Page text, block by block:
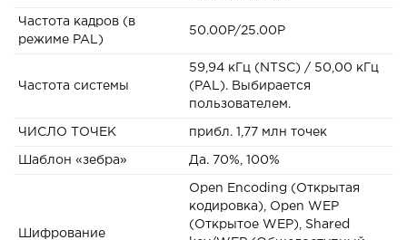
Частота кадров (в
режиме PAL)
50.00P/25.00P
Частота системы
59,94 кГц (NTSC) / 50,00 кГц
(PAL). Выбирается
пользователем.
ЧИСЛО ТОЧЕК прибл. 1,77 млн точек
Шаблон «зебра» Да. 70%, 100%
Шифрование
Open Encoding (Открытая
кодировка), Open WEP
(Открытое WEP), Shared